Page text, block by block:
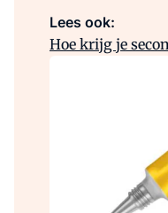
Lees ook:
Hoe krijg je